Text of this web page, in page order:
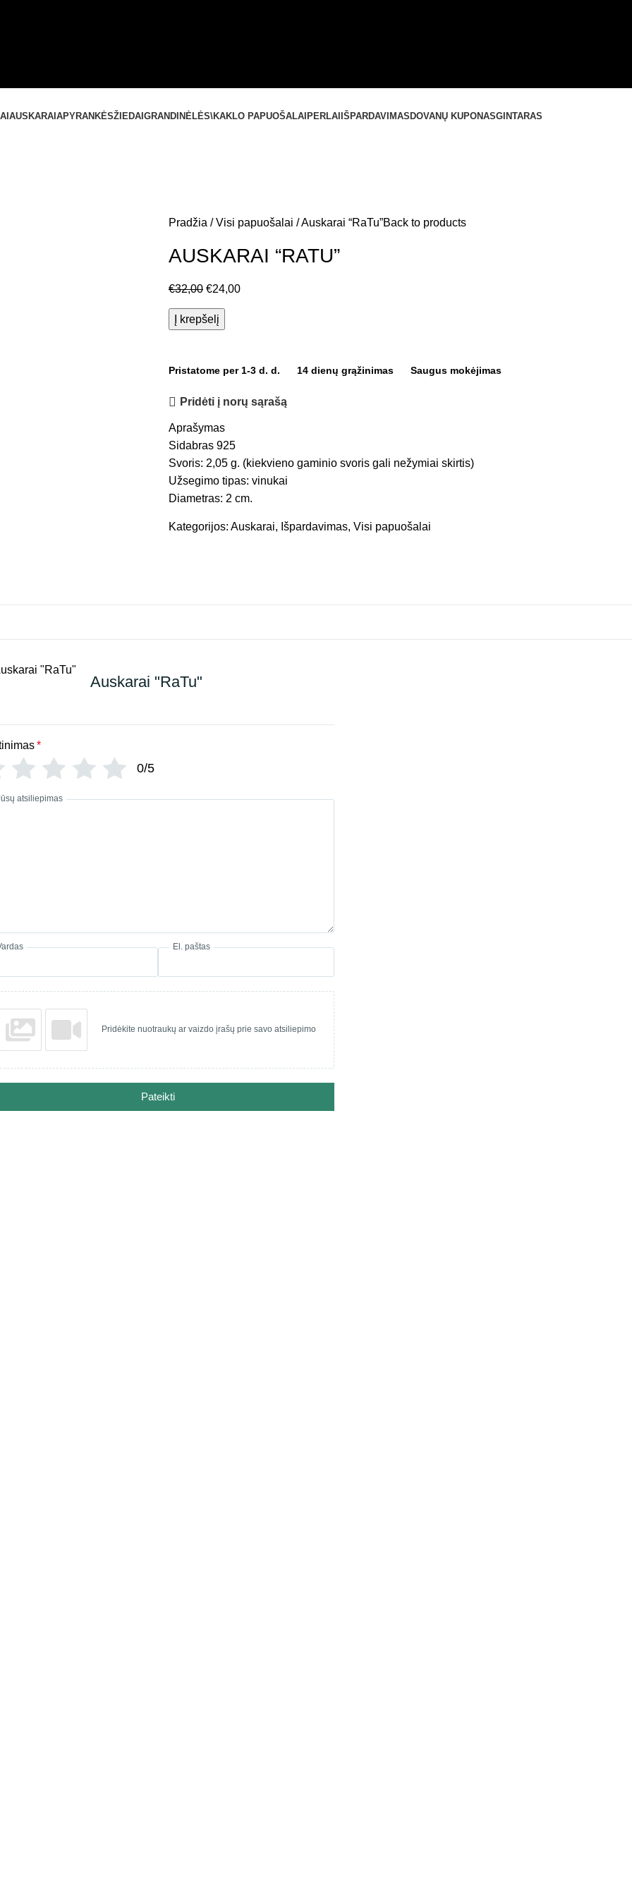
AUSKARAI APYRANKĖSŽIEDAI GRANDINĖLĖS\KAKLO PAPUOŠALAI PERLAI IŠPARDAVIMAS DOVANŲ KUPONASGINTARAS
Pradžia Visi papuošalai Auskarai “RaTu”Back to products
AUSKARAI “RATU”
€32,00 €24,00
Į krepšelį
Pristatome per 1-3 d. d. 14 dienų grąžinimas Saugus mokėjimas
Pridėti į norų sąrašą
Aprašymas
Sidabras 925
Svoris: 2,05 g. (kiekvieno gaminio svoris gali nežymiai skirtis)
Užsegimo tipas: vinukai
Diametras: 2 cm.
Kategorijos: Auskarai, Išpardavimas, Visi papuošalai
Auskarai "RaTu"
*
0/5
atsiliepimas
El. paštas
Pridėkite nuotraukų ar vaizdo įrašų prie savo atsiliepimo
Pateikti